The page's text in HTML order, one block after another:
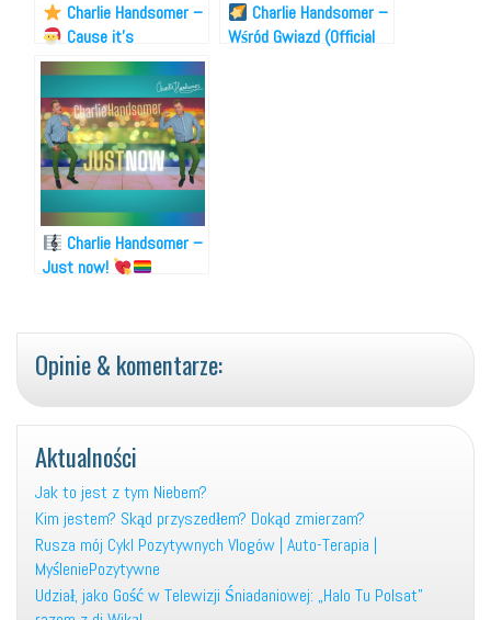
Charlie Handsomer –
Cause it’s
Christmas time
(Official Music Video)
[Poland]
Charlie Handsomer –
Wśród Gwiazd (Official
Charlie Handsomer –
Just now!
Opinie & komentarze:
Aktualności
Jak to jest z tym Niebem?
Kim jestem? Skąd przyszedłem? Dokąd zmierzam?
Rusza mój Cykl Pozytywnych Vlogów | Auto-Terapia |
MyśleniePozytywne
Udział, jako Gość w Telewizji Śniadaniowej: „Halo Tu Polsat”